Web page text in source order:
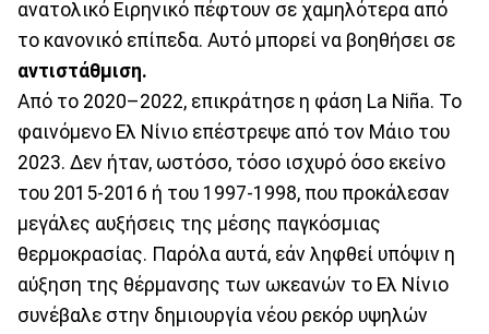
ανατολικό Ειρηνικό πέφτουν σε χαμηλότερα από
το κανονικό επίπεδα. Αυτό μπορεί να βοηθήσει σε
αντιστάθμιση.
Από το 2020–2022, επικράτησε η φάση La Niña. Το
φαινόμενο Ελ Νίνιο επέστρεψε από τον Μάιο του
2023. Δεν ήταν, ωστόσο, τόσο ισχυρό όσο εκείνο
του 2015-2016 ή του 1997-1998, που προκάλεσαν
μεγάλες αυξήσεις της μέσης παγκόσμιας
θερμοκρασίας. Παρόλα αυτά, εάν ληφθεί υπόψιν η
αύξηση της θέρμανσης των ωκεανών το Ελ Νίνιο
συνέβαλε στην δημιουργία νέου ρεκόρ υψηλών